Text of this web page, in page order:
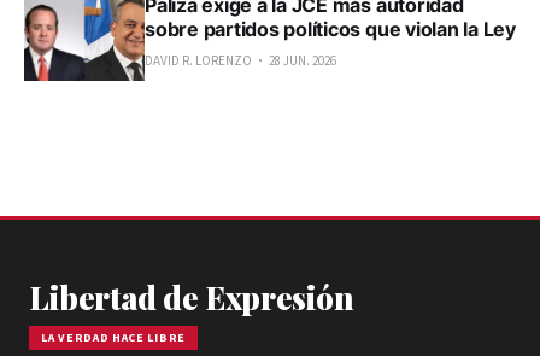
sobre partidos políticos que violan la Ley
DAVID R. LORENZO 28 JUN. 2026
Libertad de Expresión
LA VERDAD HACE LIBRE